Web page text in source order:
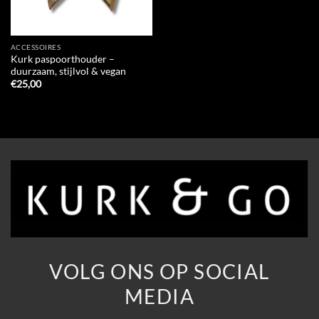
ACCESSOIRES
Kurk paspoorthouder –
duurzaam, stijlvol & vegan
€25,00
VOLG ONS OP SOCIAL
MEDIA